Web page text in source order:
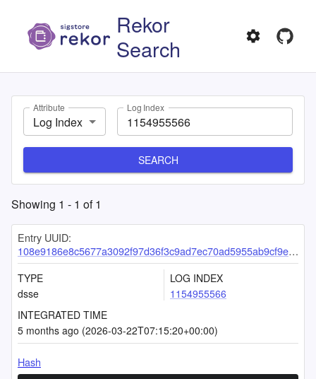
Rekor
Search
Attribute
Log Index
Log Index
SEARCH
Showing 1 - 1 of1
Entry UUID:
108e9186e8c5677a3092f97d36f3c9ad7ec70ad5955ab9cf9e9e84f6fb59286d10ea4b67d6f78540
TYPE
dsse
LOG INDEX
1154955566
INTEGRATED TIME
5 months ago (2026-03-22T07:15:20+00:00)
Hash